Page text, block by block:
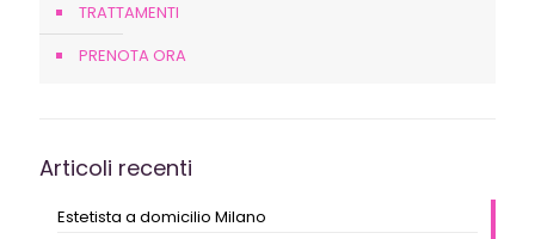
TRATTAMENTI
PRENOTA ORA
Articoli recenti
Estetista a domicilio Milano